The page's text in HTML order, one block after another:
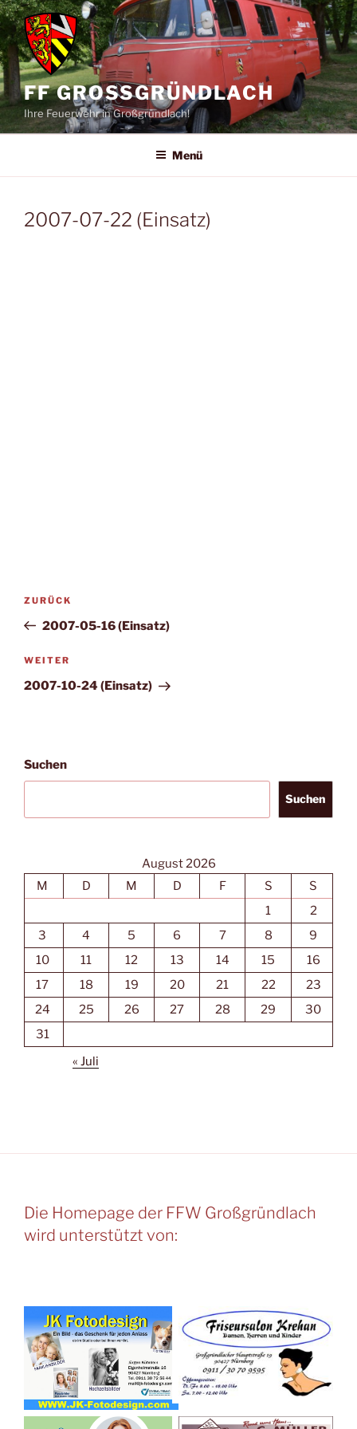
Zum
Inhalt
springen
FF GROSSGRÜNDLACH
Ihre Feuerwehr in Großgründlach!
Menü
2007-07-22 (Einsatz)
Beitragsnavigation
Vorheriger
Beitrag
ZURÜCK
2007-05-16 (Einsatz)
Nächster
Beitrag
WEITER
2007-10-24 (Einsatz)
Suchen
Suchen
August 2026
M
D M D F S
S
1
2
3
4 5 6 7 8
9
10
11 12 13 14 15
16
17
18 19 20 21 22
23
24
25 26 27 28 29
30
31
« Juli
Die Homepage der FFW Großgründlach
wird unterstützt von: